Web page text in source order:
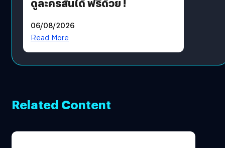
06/08/2026
Read More
Related Content